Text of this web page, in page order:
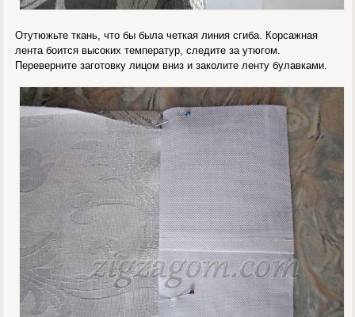
Отутюжьте ткань, что бы была четкая линия сгиба. Корсажная
лента боится высоких температур, следите за утюгом.
Переверните заготовку лицом вниз и заколите ленту булавками.